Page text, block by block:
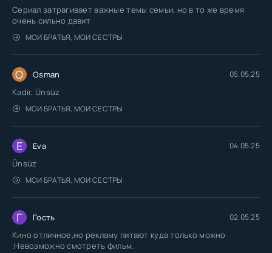
Сериал затрагивает важные темы семьи, но в то же время
очень сильно давит
МОИ БРАТЬЯ, МОИ СЕСТРЫ
O Osman 05.05.25
Kadir, Ünsüz
МОИ БРАТЬЯ, МОИ СЕСТРЫ
E Eva 04.05.25
Ünsüz
МОИ БРАТЬЯ, МОИ СЕСТРЫ
Г Гость 02.05.25
Кино отличное,но рекламу питают куда только можно
.Невозможно смотреть фильм.